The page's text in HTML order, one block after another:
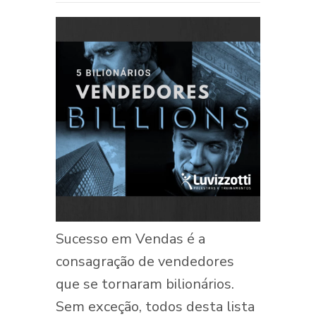
Sucesso em Vendas é a
consagração de vendedores
que se tornaram bilionários.
Sem exceção, todos desta lista